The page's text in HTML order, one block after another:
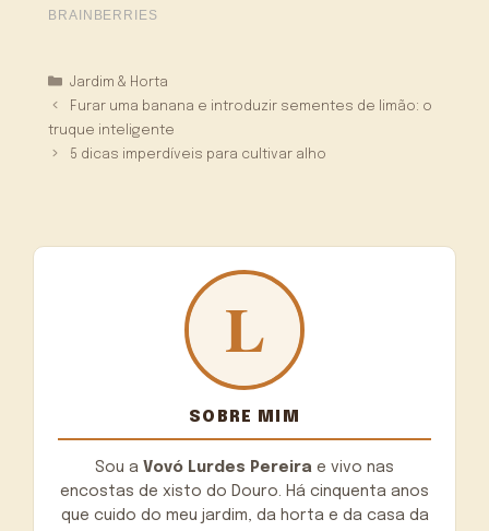
Categorias
Jardim & Horta
Furar uma banana e introduzir sementes de limão: o
truque inteligente
5 dicas imperdíveis para cultivar alho
SOBRE MIM
Sou a Vovó Lurdes Pereira e vivo nas
encostas de xisto do Douro. Há cinquenta anos
que cuido do meu jardim, da horta e da casa da